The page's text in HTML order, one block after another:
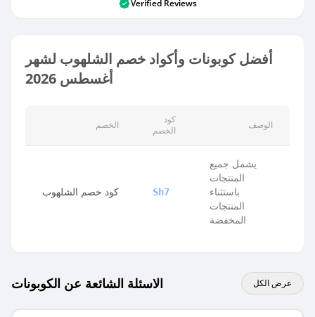
Verified Reviews
أفضل كوبونات وأكواد خصم الشلهوب لشهر
أغسطس 2026
الخصم
كود
الخصم
الوصف
كود خصم الشلهوب Sh7
يشمل جميع
المنتجات
باستثناء
المنتجات
المخفضة
الاسئلة الشائعة عن الكوبونات عرض الكل